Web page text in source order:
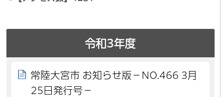
令和3年度
常陸大宮市 お知らせ版－NO.466 3月
25日発行号－